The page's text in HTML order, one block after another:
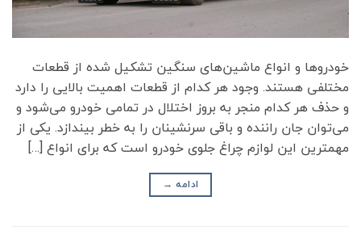
خودروها و انواع ماشین‌های سنگین تشکیل شده از قطعات
مختلفی هستند. وجود هر کدام از قطعات اهمیت بالایی را دارد
و حذف هر کدام منجر به بروز اختلال در تمامی خودرو می‌شود و
می‌توان جان راننده و باقی سرنشینان را به خطر بیندازد. یکی از
مهم‎ترین این لوازم چراغ جلوی خودرو است که برای انواع […]
ادامه →